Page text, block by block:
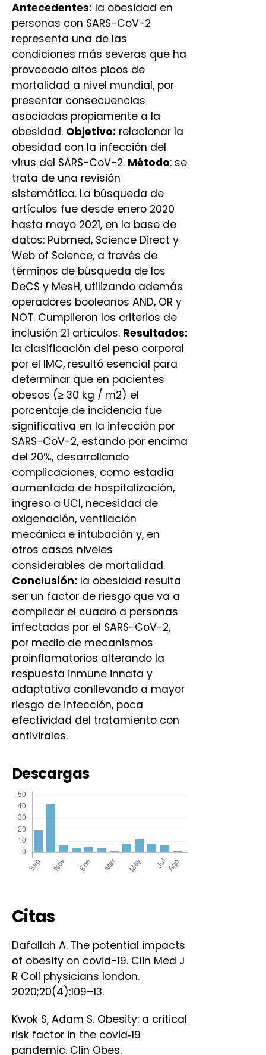
Antecedentes: la obesidad en
personas con SARS-CoV-2
representa una de las
condiciones más severas que ha
provocado altos picos de
mortalidad a nivel mundial, por
presentar consecuencias
asociadas propiamente a la
obesidad. Objetivo: relacionar la
obesidad con la infección del
virus del SARS-CoV-2. Método: se
trata de una revisión
sistemática. La búsqueda de
artículos fue desde enero 2020
hasta mayo 2021, en la base de
datos: Pubmed, Science Direct y
Web of Science, a través de
términos de búsqueda de los
DeCS y MesH, utilizando además
operadores booleanos AND, OR y
NOT. Cumplieron los criterios de
inclusión 21 artículos. Resultados:
la clasificación del peso corporal
por el IMC, resultó esencial para
determinar que en pacientes
obesos (≥ 30 kg / m2) el
porcentaje de incidencia fue
significativa en la infección por
SARS-CoV-2, estando por encima
del 20%, desarrollando
complicaciones, como estadía
aumentada de hospitalización,
ingreso a UCI, necesidad de
oxigenación, ventilación
mecánica e intubación y, en
otros casos niveles
considerables de mortalidad.
Conclusión: la obesidad resulta
ser un factor de riesgo que va a
complicar el cuadro a personas
infectadas por el SARS-CoV-2,
por medio de mecanismos
proinflamatorios alterando la
respuesta inmune innata y
adaptativa conllevando a mayor
riesgo de infección, poca
efectividad del tratamiento con
antivirales.
Descargas
Citas
Dafallah A. The potential impacts
of obesity on covid-19. Clin Med J
R Coll physicians london.
2020;20(4):109–13.
Kwok S, Adam S. Obesity: a critical
risk factor in the covid‐19
pandemic. Clin Obes.